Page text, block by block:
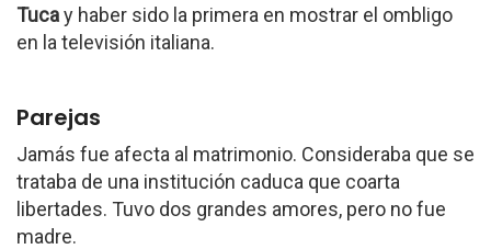
Tucay haber sido la primera en mostrar el ombligo
en la televisión italiana.
Parejas
Jamás fue afecta al matrimonio. Consideraba que se
trataba de una institución caduca que coarta
libertades. Tuvo dos grandes amores, pero no fue
madre.